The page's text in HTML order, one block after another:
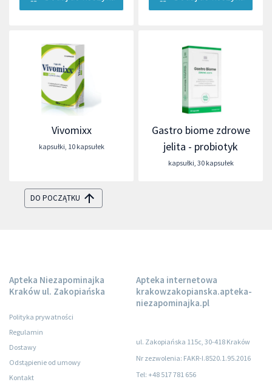
Vivomixx
kapsułki 10 kapsułek
Gastro biome zdrowe
jelita - probiotyk
kapsułki 30 kapsułek
DO POCZĄTKU
Apteka Niezapominajka
Kraków ul. Zakopiańska
Polityka prywatności
Regulamin
Dostawy
Odstąpienie od umowy
Kontakt
Apteka internetowa
krakowzakopianska.apteka-
niezapominajka.pl
ul. Zakopiańska 115c, 30-418 Kraków
Nr zezwolenia: FAKR-I.8520.1.95.2016
Tel: +48 517 781 656